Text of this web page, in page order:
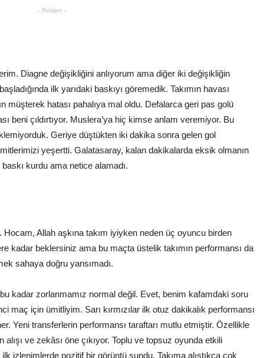
- Reklam -
Diagne değişikliğini anlıyorum ama diğer iki değişikliğin
ilk yarıdaki baskıyı göremedik. Takımın havası
müşterek hatası pahalıya mal oldu. Defalarca geri pas golü
beni çıldırtıyor. Muslera’ya hiç kimse anlam veremiyor. Bu
Geriye düştükten iki dakika sonra gelen gol
yeşertti. Galatasaray, kalan dakikalarda eksik olmanın
kurdu ama netice alamadı.
Hocam, Allah aşkına takım iyiyken neden üç oyuncu birden
kadar beklersiniz ama bu maçta üstelik takımın performansı da
sahaya doğru yansımadı.
bu kadar zorlanmamız normal değil. Evet, benim kafamdaki soru
maç için ümitliyim. Sarı kırmızılar ilk otuz dakikalık performansı
Yeni transferlerin performansı taraftarı mutlu etmiştir. Özellikle
ve zekâsı öne çıkıyor. Toplu ve topsuz oyunda etkili
izlenimlerde pozitif bir görüntü sundu. Takıma alıştıkça çok